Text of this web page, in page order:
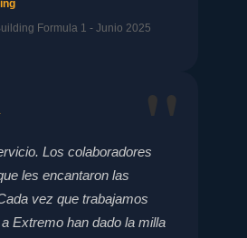
Formula 1 - Junio 2025
Los colaboradores
les encantaron las
vez que trabajamos
Extremo han dado la milla